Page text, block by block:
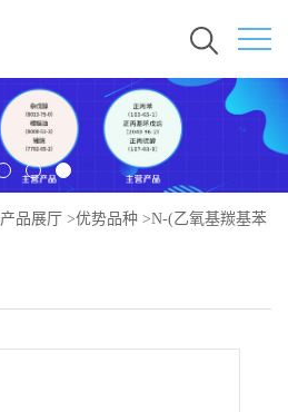
产品展厅 >优势品种 >N-(乙氧基羰基苯